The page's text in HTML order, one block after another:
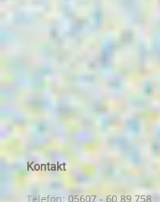
Kontakt
Telefon:05607 - 60 89 758